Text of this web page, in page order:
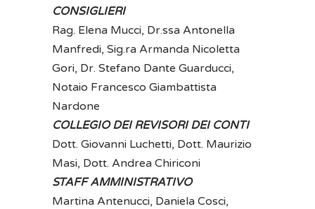
CONSIGLIERI
Rag. Elena Mucci, Dr.ssa Antonella
Manfredi, Sig.ra Armanda Nicoletta
Gori, Dr. Stefano Dante Guarducci,
Notaio Francesco Giambattista
Nardone
COLLEGIO DEI REVISORI DEI CONTI
Dott. Giovanni Luchetti, Dott. Maurizio
Masi, Dott. Andrea Chiriconi
STAFF AMMINISTRATIVO
Martina Antenucci, Daniela Cosci,